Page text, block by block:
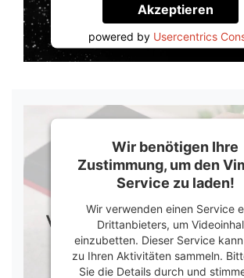
Akzeptieren
powered by Usercentrics
Management Platform&Trusted
Wir benötigen Ihre
Zustimmung, um den
Service zu laden!
Wir verwenden einen Service
Drittanbieters, um
einzubetten. Dieser Service
zu Ihren Aktivitäten sammeln.
Sie die Details durch und